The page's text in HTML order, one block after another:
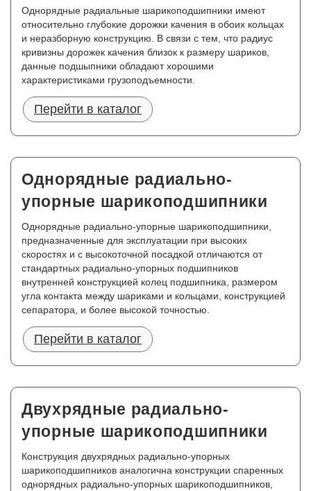
Однорядные радиальные шарикоподшипники имеют
относительно глубокие дорожки качения в обоих кольцах
и неразборную конструкцию. В связи с тем, что радиус
кривизны дорожек качения близок к размеру шариков,
данные подшыпники обладают хорошими
характеристиками грузоподъемности.
Перейти в каталог
Однорядные радиально-
упорные шарикоподшипники
Однорядные радиально-упорные шарикоподшипники,
предназначенные для эксплуатации при высоких
скоростях и с высокоточной посадкой отличаются от
стандартных радиально-упорных подшипников
внутренней конструкцией колец подшипника, размером
угла контакта между шариками и кольцами, конструкцией
сепаратора, и более высокой точностью.
Перейти в каталог
Двухрядные радиально-
упорные шарикоподшипники
Конструкция двухрядных радиально-упорных
шарикоподшипников аналогична конструкции спаренных
однорядных радиально-упорных шарикоподшипников,